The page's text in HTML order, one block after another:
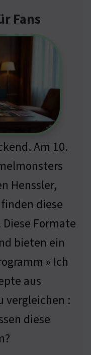
Fans
Am 10.
Henssler,
diese
Formate
bieten ein
» Ich
aus
vergleichen :
diese